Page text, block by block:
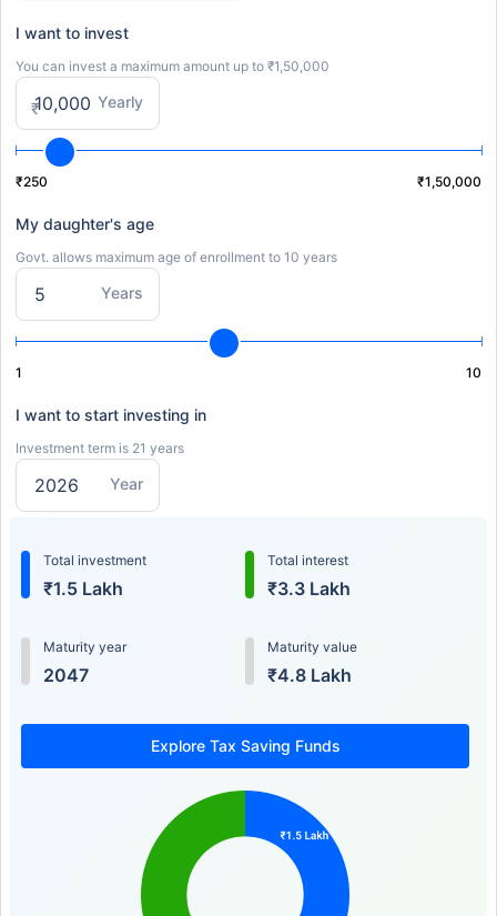
I want to invest
You can invest a maximum amount up to ₹1,50,000
Yearly
₹
₹250 ₹1,50,000
My daughter's age
Govt. allows maximum age of enrollment to 10 years
Years
1 10
I want to start investing in
Investment term is 21 years
Year
Total investment
₹1.5 Lakh
Total interest
₹3.3 Lakh
Maturity year
2047
Maturity value
₹4.8 Lakh
Explore Tax Saving Funds